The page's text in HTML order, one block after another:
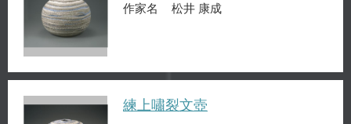
作家名 松井 康成
練上嘯裂文壺